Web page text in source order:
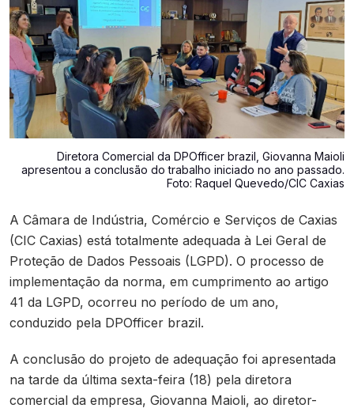
Contato
Diretora Comercial da DPOfficer brazil, Giovanna Maioli
apresentou a conclusão do trabalho iniciado no ano passado.
Foto: Raquel Quevedo/CIC Caxias
A Câmara de Indústria, Comércio e Serviços de Caxias
(CIC Caxias) está totalmente adequada à Lei Geral de
Proteção de Dados Pessoais (LGPD). O processo de
implementação da norma, em cumprimento ao artigo
41 da LGPD, ocorreu no período de um ano,
conduzido pela DPOfficer brazil.
A conclusão do projeto de adequação foi apresentada
na tarde da última sexta-feira (18) pela diretora
comercial da empresa, Giovanna Maioli, ao diretor-